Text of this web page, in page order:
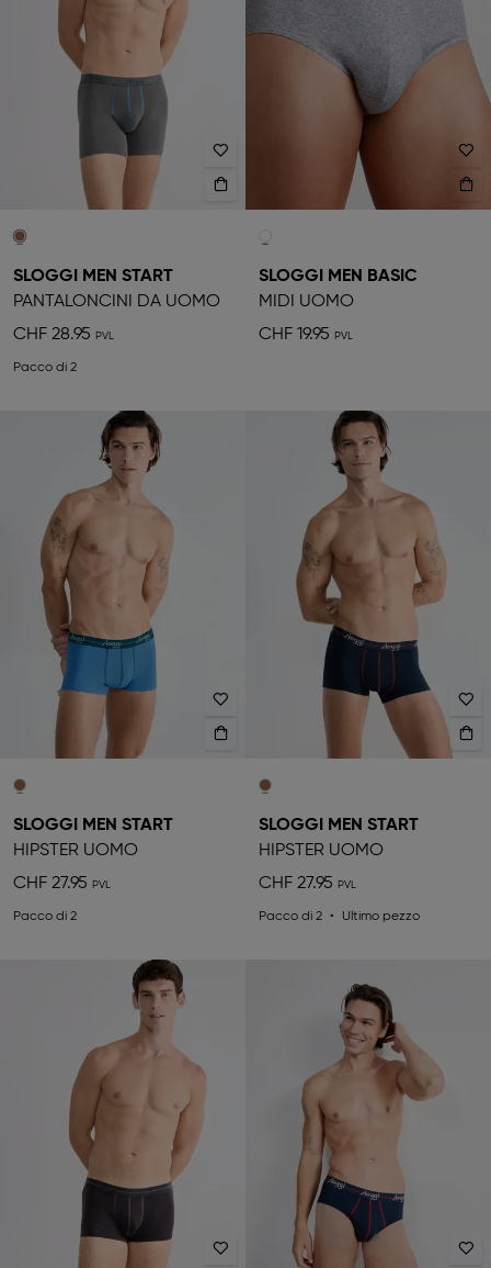
SLOGGI MEN START
PANTALONCINI DA UOMO
CHF 28.95
Pacco di 2
SLOGGI MEN BASIC
MIDI UOMO
CHF 19.95
SLOGGI MEN START
HIPSTER UOMO
CHF 27.95
Pacco di 2
SLOGGI MEN START
HIPSTER UOMO
CHF 27.95
Pacco di 2 Ultimo pezzo